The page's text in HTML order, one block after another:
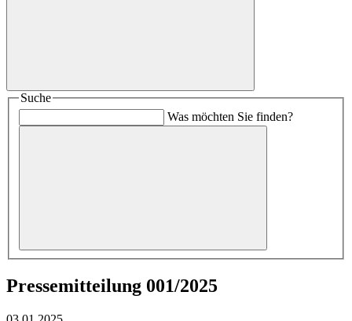
Suche
Was möchten Sie finden?
Pressemitteilung 001/2025